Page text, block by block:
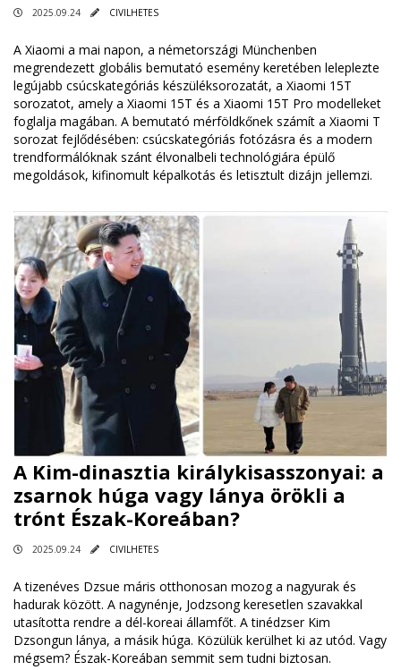
2025.09.24 CIVILHETES
A Xiaomi a mai napon, a németországi Münchenben
megrendezett globális bemutató esemény keretében leleplezte
legújabb csúcskategóriás készüléksorozatát, a Xiaomi 15T
sorozatot, amely a Xiaomi 15T és a Xiaomi 15T Pro modelleket
foglalja magában. A bemutató mérföldkőnek számít a Xiaomi T
sorozat fejlődésében: csúcskategóriás fotózásra és a modern
trendformálóknak szánt élvonalbeli technológiára épülő
megoldások, kifinomult képalkotás és letisztult dizájn jellemzi.
A Kim-dinasztia királykisasszonyai: a
zsarnok húga vagy lánya örökli a
trónt Észak-Koreában?
2025.09.24 CIVILHETES
A tizenéves Dzsue máris otthonosan mozog a nagyurak és
hadurak között. A nagynénje, Jodzsong keresetlen szavakkal
utasította rendre a dél-koreai államfőt. A tinédzser Kim
Dzsongun lánya, a másik húga. Közülük kerülhet ki az utód. Vagy
mégsem? Észak-Koreában semmit sem tudni biztosan.